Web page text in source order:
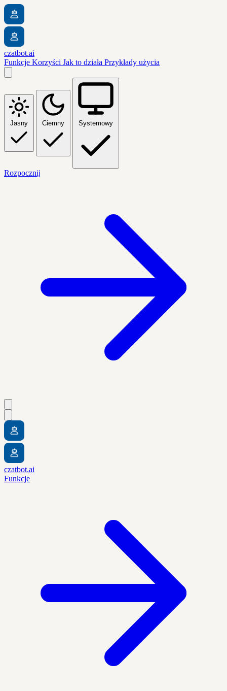
czatbot.ai
Funkcje Korzyści Jak to działa Przykłady użycia
Jasny Ciemny Systemowy
Rozpocznij
czatbot.ai
Funkcje